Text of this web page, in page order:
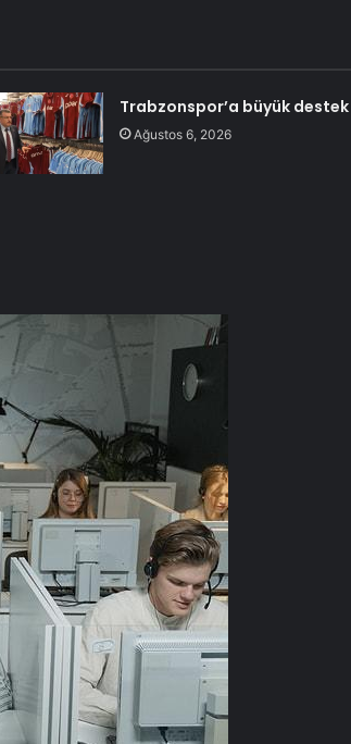
Trabzonspor’a büyük destek
Ağustos 6, 2026